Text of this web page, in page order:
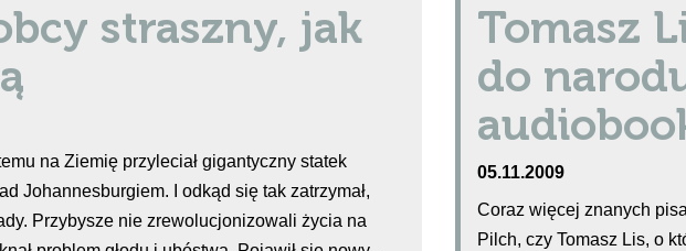
straszny, jak
na Ziemię przyleciał gigantyczny statek
Johannesburgiem. I odkąd się tak zatrzymał,
Przybysze nie zrewolucjonizowali życia na
Tomasz
do
05.11.2009
Coraz więcej znanych
Pilch, czy Tomasz Lis, o